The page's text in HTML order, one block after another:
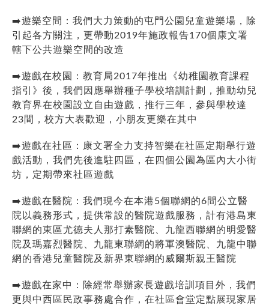
➡️遊樂空間：我們大力策動的屯門公園兒童遊樂場，除
引起各方關注，更帶動2019年施政報告170個康文署
轄下公共遊樂空間的改造
➡️遊戲在校園：教育局2017年推出《幼稚園教育課程
指引》後，我們因應舉辦種子學校培訓計劃，推動幼兒
教育界在校園設立自由遊戲，推行三年，參與學校達
23間，校方大表歡迎，小朋友更樂在其中
➡️遊戲在社區：康文署全力支持智樂在社區定期舉行遊
戲活動，我們先後進駐四區，在四個公園為區內大小街
坊，定期帶來社區遊戲
➡️遊戲在醫院：我們現今在本港5個聯網的6間公立醫
院以義務形式，提供常設的醫院遊戲服務，計有港島東
聯網的東區尤德夫人那打素醫院、九龍西聯網的明愛醫
院及瑪嘉烈醫院、九龍東聯網的將軍澳醫院、九龍中聯
網的香港兒童醫院及新界東聯網的威爾斯親王醫院
➡️遊戲在家中：除經常舉辦家長遊戲培訓項目外，我們
更與中西區民政事務處合作，在社區會堂定點展現家居